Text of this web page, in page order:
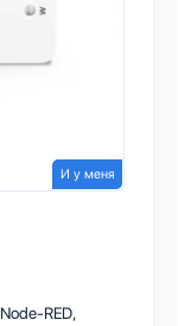
И у меня
Node-RED